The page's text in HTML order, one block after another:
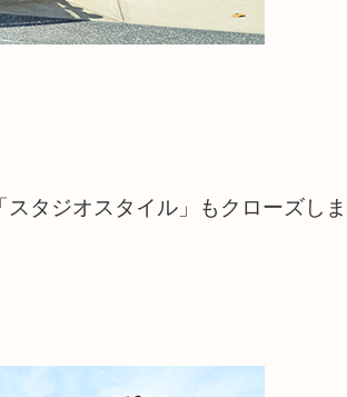
タジオスタイル」もクローズしま